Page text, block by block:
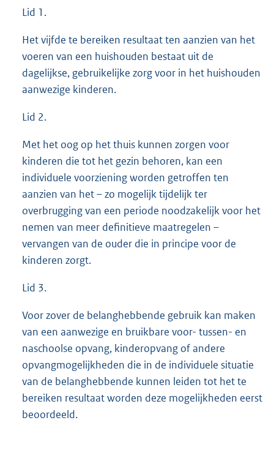
Lid 1.
Het vijfde te bereiken resultaat ten aanzien van het
voeren van een huishouden bestaat uit de
dagelijkse, gebruikelijke zorg voor in het huishouden
aanwezige kinderen.
Lid 2.
Met het oog op het thuis kunnen zorgen voor
kinderen die tot het gezin behoren, kan een
individuele voorziening worden getroffen ten
aanzien van het – zo mogelijk tijdelijk ter
overbrugging van een periode noodzakelijk voor het
nemen van meer definitieve maatregelen –
vervangen van de ouder die in principe voor de
kinderen zorgt.
Lid 3.
Voor zover de belanghebbende gebruik kan maken
van een aanwezige en bruikbare voor- tussen- en
naschoolse opvang, kinderopvang of andere
opvangmogelijkheden die in de individuele situatie
van de belanghebbende kunnen leiden tot het te
bereiken resultaat worden deze mogelijkheden eerst
beoordeeld.